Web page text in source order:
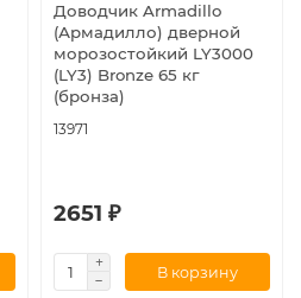
Доводчик Armadillo
(Армадилло) дверной
морозостойкий LY3000
(LY3) Bronze 65 кг
(бронза)
13971
2651 ₽
В корзину